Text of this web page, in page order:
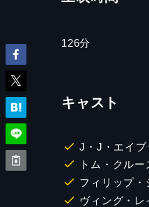
126分
キャスト
J・J・エイブ
トム・クルー
フィリップ・
ヴィング・レ